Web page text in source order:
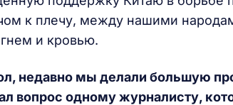
к плечу, между нашими
и кровью.
недавно мы делали большую
вопрос одному журналисту,